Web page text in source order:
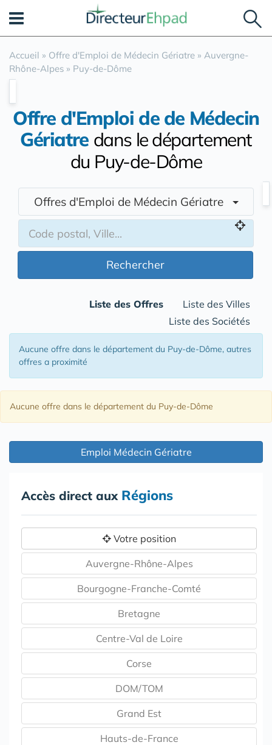
Accueil » Offre d'Emploi de Médecin Gériatre » Auvergne-
Rhône-Alpes » Puy-de-Dôme
Offre d'Emploi de de Médecin
Gériatre dans le département
du Puy-de-Dôme
Offres d'Emploi de Médecin Gériatre
Rechercher
Liste des Offres
Liste des Villes
Liste des Sociétés
Aucune offre dans le département du Puy-de-Dôme, autres
offres a proximité
Aucune offre dans le département du Puy-de-Dôme
Emploi Médecin Gériatre
Accès direct aux Régions
Votre position
Auvergne-Rhône-Alpes
Bourgogne-Franche-Comté
Bretagne
Centre-Val de Loire
Corse
DOM/TOM
Grand Est
Hauts-de-France
Panneau de gestion des cookies